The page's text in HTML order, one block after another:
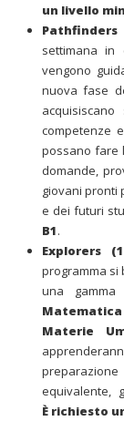
un livello
settimana in
vengono
nuova fase
competenze
possano fare
domande,
giovani pronti
e dei futuri
B1.
Explorers
programma si
una
Materie
equivalente,
È richiesto